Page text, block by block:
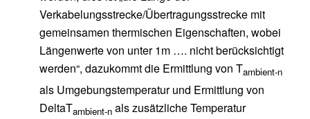
Verkabelungsstrecke/Übertragungsstrecke mit
gemeinsamen thermischen Eigenschaften, wobei
Längenwerte von unter 1m …. nicht berücksichtigt
werden“, dazukommt die Ermittlung von Tambient-n
als Umgebungstemperatur und Ermittlung von
DeltaTambient-nals zusätzliche Temperatur